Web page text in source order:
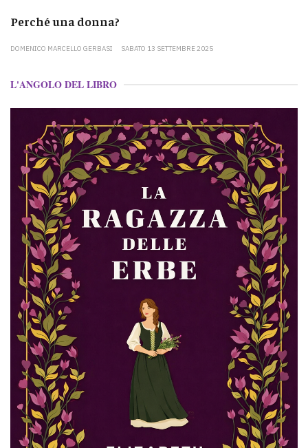
Perché una donna?
DOMENICO MARCELLO GERBASI SABATO 13 SETTEMBRE 2025
L'ANGOLO DEL LIBRO